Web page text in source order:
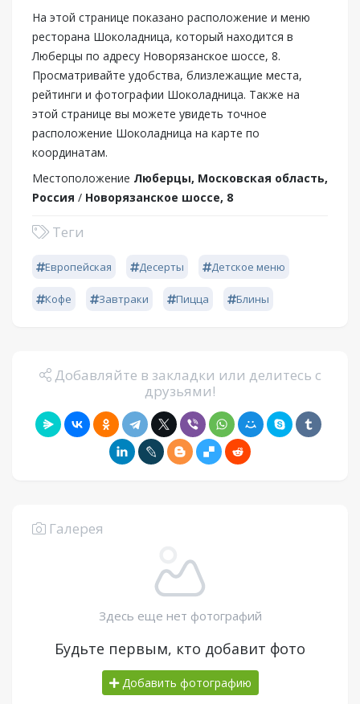
На этой странице показано расположение и меню
ресторана Шоколадница, который находится в
Люберцы по адресу Новорязанское шоссе, 8.
Просматривайте удобства, близлежащие места,
рейтинги и фотографии Шоколадница. Также на
этой странице вы можете увидеть точное
расположение Шоколадница на карте по
координатам.
Местоположение Люберцы, Московская область,
Россия / Новорязанское шоссе, 8
Теги
Европейская Десерты Детское меню
Кофе Завтраки Пицца Блины
Добавляйте в закладки или делитесь с
друзьями!
Галерея
Здесь еще нет фотографий
Будьте первым, кто добавит фото
Добавить фотографию